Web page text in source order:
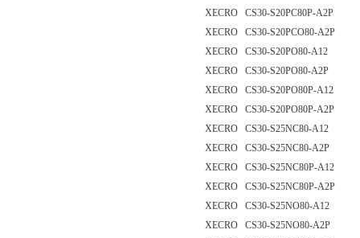
XECRO CS30-S20PC80P-A2P
XECRO CS30-S20PCO80-A2P
XECRO CS30-S20PO80-A12
XECRO CS30-S20PO80-A2P
XECRO CS30-S20PO80P-A12
XECRO CS30-S20PO80P-A2P
XECRO CS30-S25NC80-A12
XECRO CS30-S25NC80-A2P
XECRO CS30-S25NC80P-A12
XECRO CS30-S25NC80P-A2P
XECRO CS30-S25NO80-A12
XECRO CS30-S25NO80-A2P